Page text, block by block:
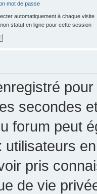
mot de passe
automatiquement à chaque visite
statut en ligne pour cette session
secondes
forum peut
utilisateurs
pris
de vie